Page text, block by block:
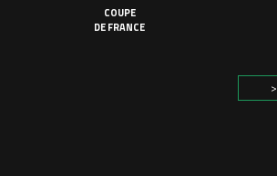
COUPE
DE FRANCE